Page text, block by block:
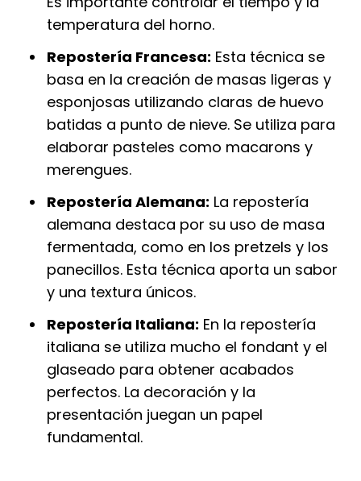
temperatura del horno.
Repostería Francesa: Esta técnica se
basa en la creación de masas ligeras y
esponjosas utilizando claras de huevo
batidas a punto de nieve. Se utiliza para
elaborar pasteles como macarons y
merengues.
Repostería Alemana: La repostería
alemana destaca por su uso de masa
fermentada, como en los pretzels y los
panecillos. Esta técnica aporta un sabor
y una textura únicos.
Repostería Italiana: En la repostería
italiana se utiliza mucho el fondant y el
glaseado para obtener acabados
perfectos. La decoración y la
presentación juegan un papel
fundamental.